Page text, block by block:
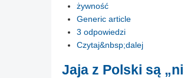
żywność
Generic article
3 odpowiedzi
Czytaj&nbsp;dalej
Jaja z Polski są